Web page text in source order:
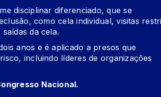
disciplinar diferenciado, que se
como cela individual, visitas
da cela.
anos e é aplicado a presos que
incluindo líderes de organizações
Nacional.